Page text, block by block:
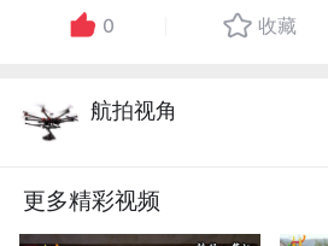
0 收藏
航拍视角
更多精彩视频